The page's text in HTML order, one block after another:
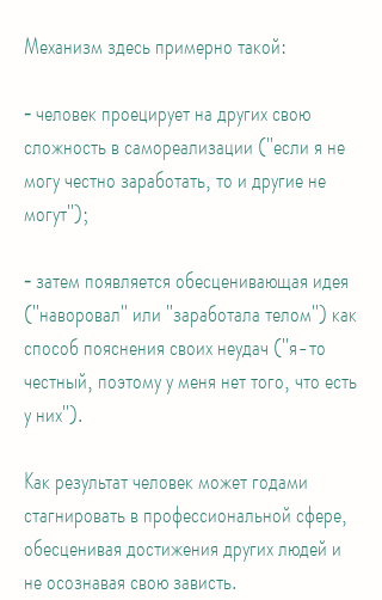
Механизм здесь примерно такой:
⁃ человек проецирует на других свою
сложность в самореализации ("если я не
могу честно заработать, то и другие не
могут");
⁃ затем появляется обесценивающая идея
("наворовал" или "заработала телом") как
способ пояснения своих неудач ("я-то
честный, поэтому у меня нет того, что есть
у них").
Как результат человек может годами
стагнировать в профессиональной сфере,
обесценивая достижения других людей и
не осознавая свою зависть.